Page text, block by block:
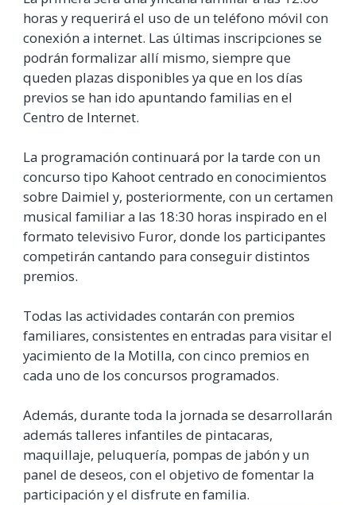
horas y requerirá el uso de un teléfono móvil con
conexión a internet. Las últimas inscripciones se
podrán formalizar allí mismo, siempre que
queden plazas disponibles ya que en los días
previos se han ido apuntando familias en el
Centro de Internet.
La programación continuará por la tarde con un
concurso tipo Kahoot centrado en conocimientos
sobre Daimiel y, posteriormente, con un certamen
musical familiar a las 18:30 horas inspirado en el
formato televisivo Furor, donde los participantes
competirán cantando para conseguir distintos
premios.
Todas las actividades contarán con premios
familiares, consistentes en entradas para visitar el
yacimiento de la Motilla, con cinco premios en
cada uno de los concursos programados.
Además, durante toda la jornada se desarrollarán
además talleres infantiles de pintacaras,
maquillaje, peluquería, pompas de jabón y un
panel de deseos, con el objetivo de fomentar la
participación y el disfrute en familia.